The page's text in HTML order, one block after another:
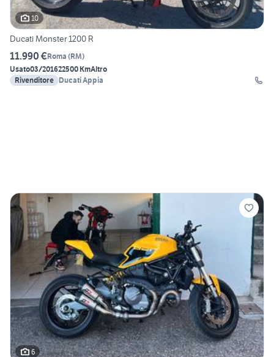
10
Ducati Monster 1200 R
11.990 €Roma (RM)
Usato03/201622500 KmAltro
Rivenditore Ducati Appia
6